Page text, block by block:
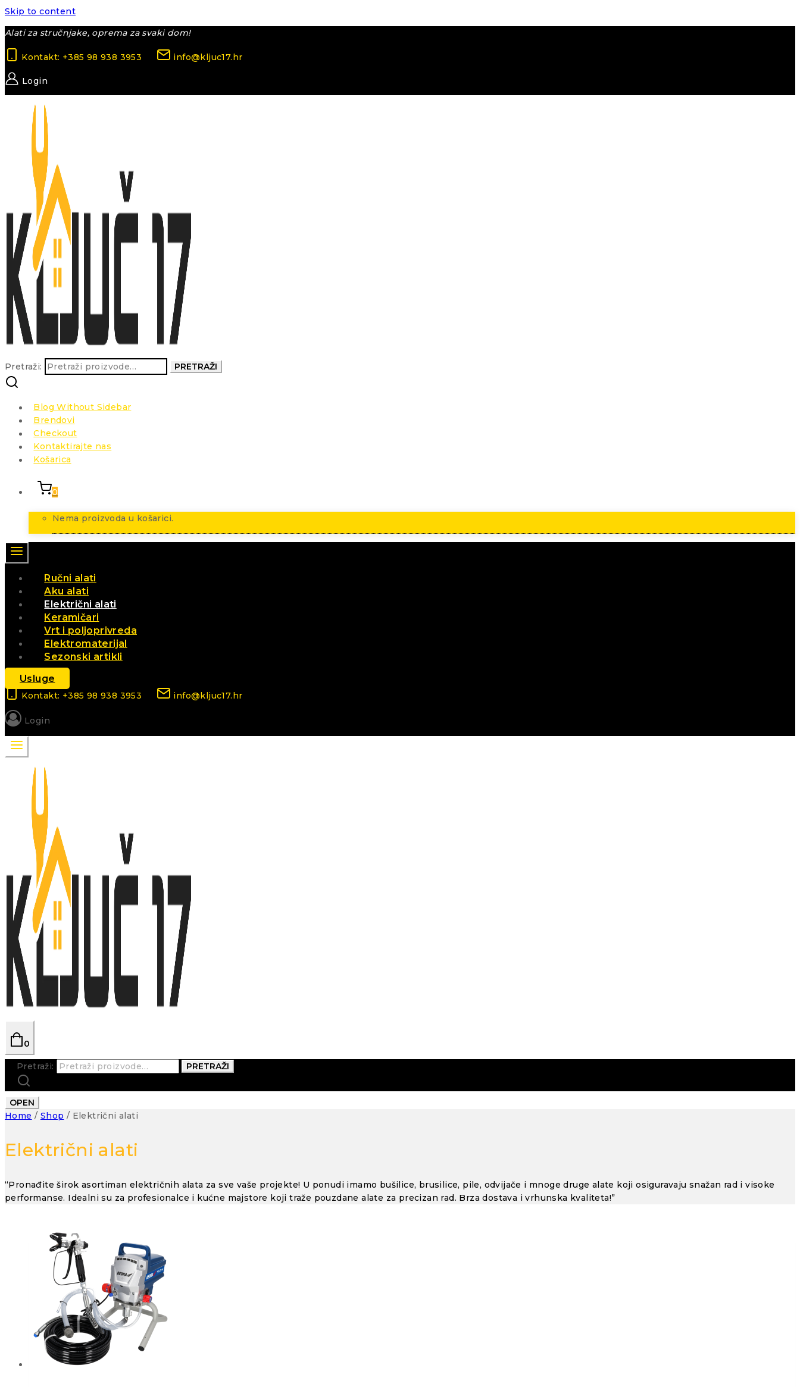
Skip to content
Alati za stručnjake, oprema za svaki dom!
Kontakt: +385 98 938 3953 info@kljuc17.hr
Login
Pretraži: PRETRAŽI
Blog Without Sidebar
Brendovi
Checkout
Kontaktirajte nas
Košarica
0
Nema proizvoda u košarici.
Ručni alati
Aku alati
Električni alati
Keramičari
Vrt i poljoprivreda
Elektromaterijal
Sezonski artikli
Usluge
Kontakt: +385 98 938 3953 info@kljuc17.hr
Login
0
Pretraži: PRETRAŽI
OPEN
Home / Shop / Električni alati
Električni alati
“Pronađite širok asortiman električnih alata za sve vaše projekte! U ponudi imamo bušilice, brusilice, pile, odvijače i mnoge druge alate koji osiguravaju snažan rad i visoke
performanse. Idealni su za profesionalce i kućne majstore koji traže pouzdane alate za precizan rad. Brza dostava i vrhunska kvaliteta!”